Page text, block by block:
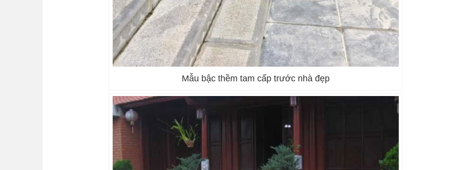
Mẫu bậc thềm tam cấp trước nhà đẹp